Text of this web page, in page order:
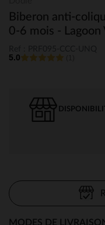
Biberon anti-
0-6 mois - Lagoon
5.0
MODES DE